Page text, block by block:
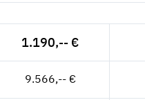
1.190,-- €
9.566,-- €